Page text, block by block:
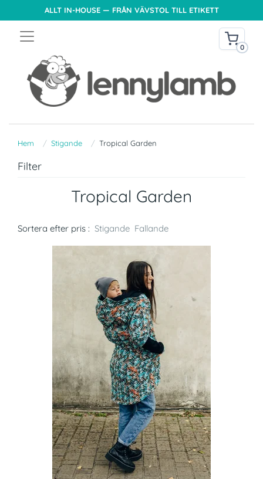
ALLT IN-HOUSE — FRÅN VÄVSTOL TILL ETIKETT
0
Hem Stigande Tropical Garden
Filter
Tropical Garden
Sortera efter pris : Stigande Fallande